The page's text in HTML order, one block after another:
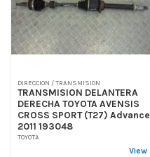
DIRECCION / TRANSMISION
TRANSMISION DELANTERA
DERECHA TOYOTA AVENSIS
CROSS SPORT (T27) Advance
2011 193048
TOYOTA
View